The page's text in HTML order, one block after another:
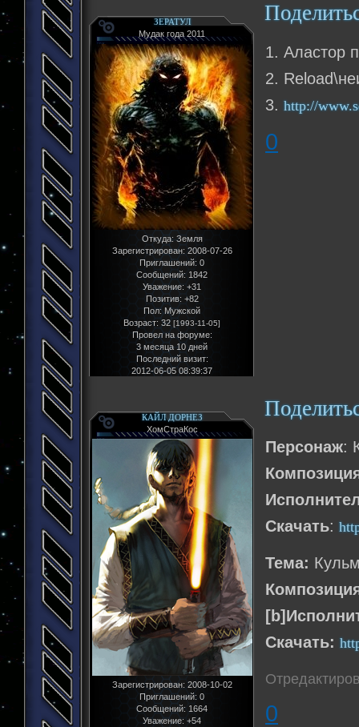
ЗЕРАТУЛ
Мудак года 2011
Откуда: Земля
Зарегистрирован: 2008-07-26
Приглашений: 0
Сообщений: 1842
Уважение: +31
Позитив: +82
Пол: Мужской
Возраст: 32 [1993-11-05]
Провел на форуме:
3 месяца 10 дней
Последний визит:
2012-06-05 08:39:37
1. Аластор
2.
3.http://
0
КАЙЛ ДОРНЕЗ
ХомСтраКос
Зарегистрирован: 2008-10-02
Приглашений: 0
Сообщений: 1664
Уважение: +54
Персонаж:
Скачать:
Тема:
Скачать:
0